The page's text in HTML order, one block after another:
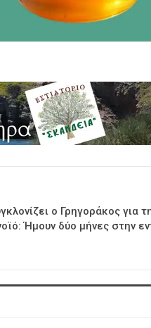
ο Γρηγοράκος για
Ήμουν δύο μήνες στην